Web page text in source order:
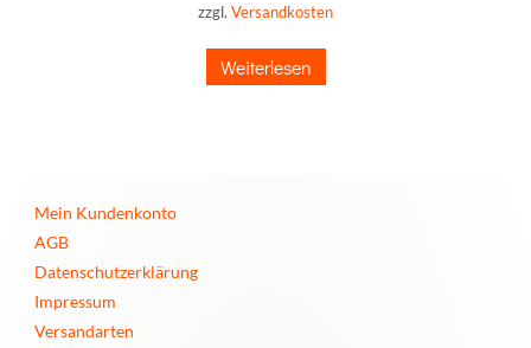
zzgl. Versandkosten
Weiterlesen
Mein Kundenkonto
AGB
Datenschutzerklärung
Impressum
Versandarten